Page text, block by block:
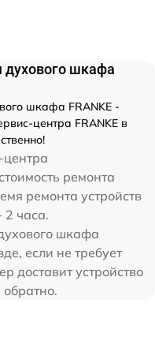
духового шкафа
шкафа FRANKE -
центра FRANKE в
ремонта
ремонта устройств
2 часа.
шкафа
если не требует
доставит устройство